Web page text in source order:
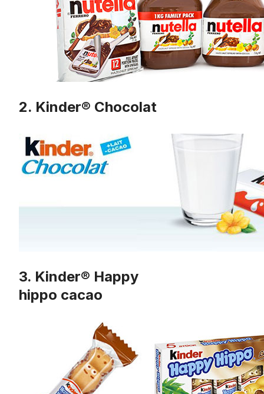
2. Kinder® Chocolat
3. Kinder® Happy
hippo cacao